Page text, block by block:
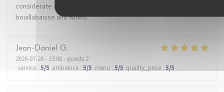
considerate and attentive to our dining experience. Beautiful
bouillabaisse and wines.
Jean-Daniel G
2026-07-26- 13:00 - guests 2
service : 5/5 ambience : 5/5 menu : 5/5 quality_price : 5/5